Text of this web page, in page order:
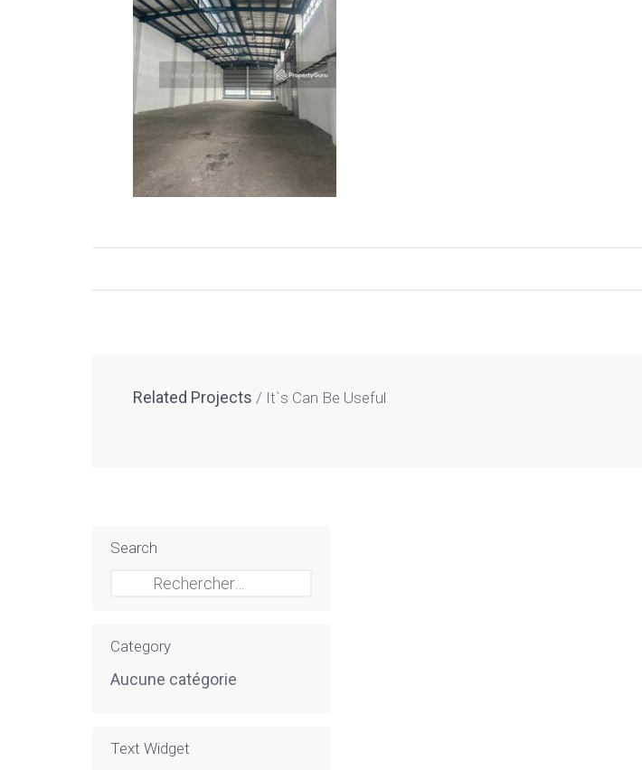
Related Projects It`s Can Be Useful
Search
Rechercher :
Category
Aucune catégorie
Text Widget